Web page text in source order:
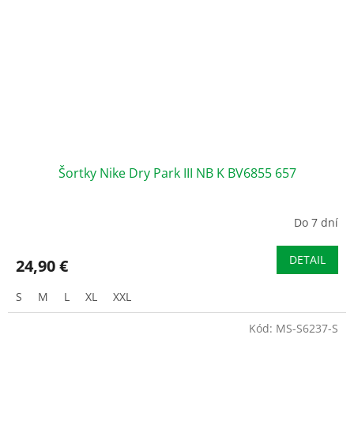
Šortky Nike Dry Park III NB K BV6855 657
Do 7 dní
24,90 € DETAIL
S M L XL XXL
Kód: MS-S6237-S